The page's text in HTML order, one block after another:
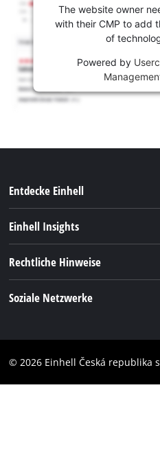
The website owner
with their CMP to add
of
Powered by
Entdecke Einhell
Akkusystem
Einhell Insights
Rechtliche Hinweise
Barrierefreiheits-Erklärung
Soziale Netzwerke
Instagram
© 2026 Einhell Česká republika